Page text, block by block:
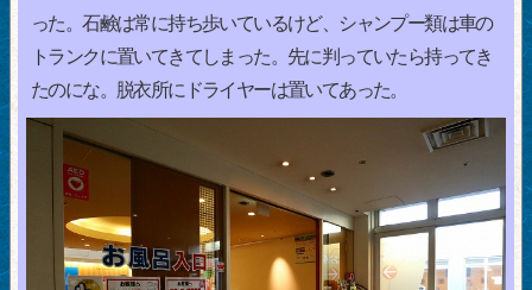
った。石鹸は常に持ち歩いているけど、シャンプー類は車の
トランクに置いてきてしまった。先に判っていたら持ってき
たのにな。脱衣所にドライヤーは置いてあった。